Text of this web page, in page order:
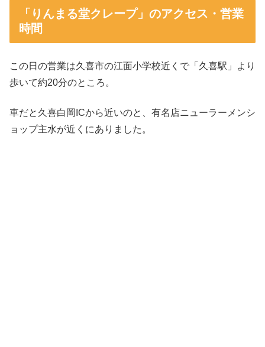
「りんまる堂クレープ」のアクセス・営業
時間
この日の営業は久喜市の江面小学校近くで「久喜駅」より
歩いて約20分のところ。
車だと久喜白岡ICから近いのと、有名店ニューラーメンシ
ョップ主水が近くにありました。